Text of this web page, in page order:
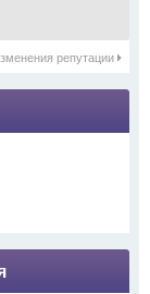
репутации